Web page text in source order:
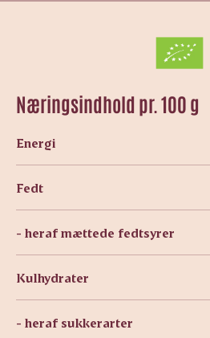
Næringsindhold pr. 100 g
Energi
Fedt
- heraf mættede fedtsyrer
Kulhydrater
- heraf sukkerarter